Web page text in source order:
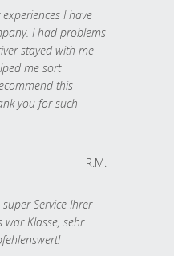
I have
I had problems
stayed with me
me sort
this
you for such
R.M.
Service Ihrer
Klasse, sehr